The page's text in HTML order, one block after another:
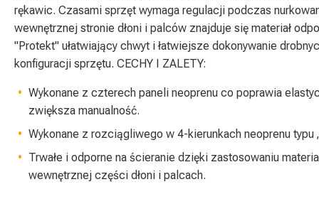
rękawic. Czasami sprzęt wymaga regulacji podczas
wewnętrznej stronie dłoni i palców znajduje się materiał
"Protekt" ułatwiający chwyt i łatwiejsze dokonywanie
konfiguracji sprzętu. CECHY I ZALETY:
Wykonane z czterech paneli neoprenu co poprawia
zwiększa manualność.
Wykonane z rozciągliwego w 4-kierunkach neoprenu typu
Trwałe i odporne na ścieranie dzięki zastosowaniu
wewnętrznej części dłoni i palcach.